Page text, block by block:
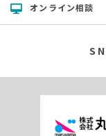
オンライン相談